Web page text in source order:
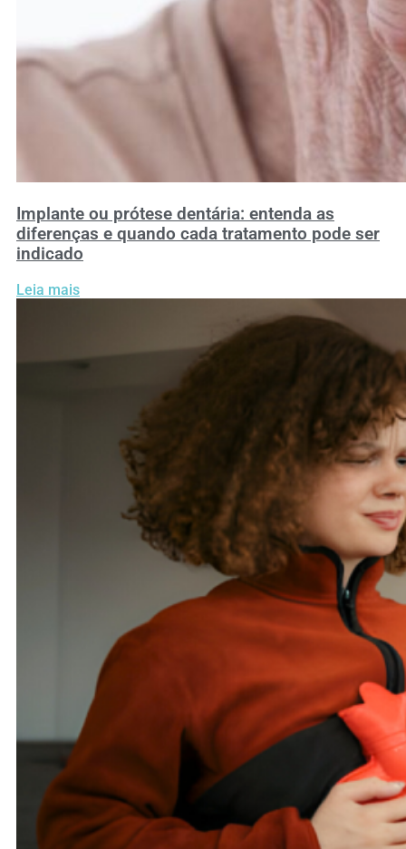
Implante ou prótese dentária: entenda as
diferenças e quando cada tratamento pode ser
indicado
Leia mais